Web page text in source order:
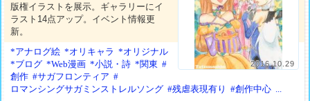
2016.10.29
版権イラストを展示。ギャラリーにイ
ラスト14点アップ。イベント情報更
新。
*アナログ絵 *オリキャラ *オリジナル
*ブログ *Web漫画 *小説・詩 *関東 #
創作 #サガフロンティア #
ロマンシングサガミンストレルソング #残虐表現有り #創作中心